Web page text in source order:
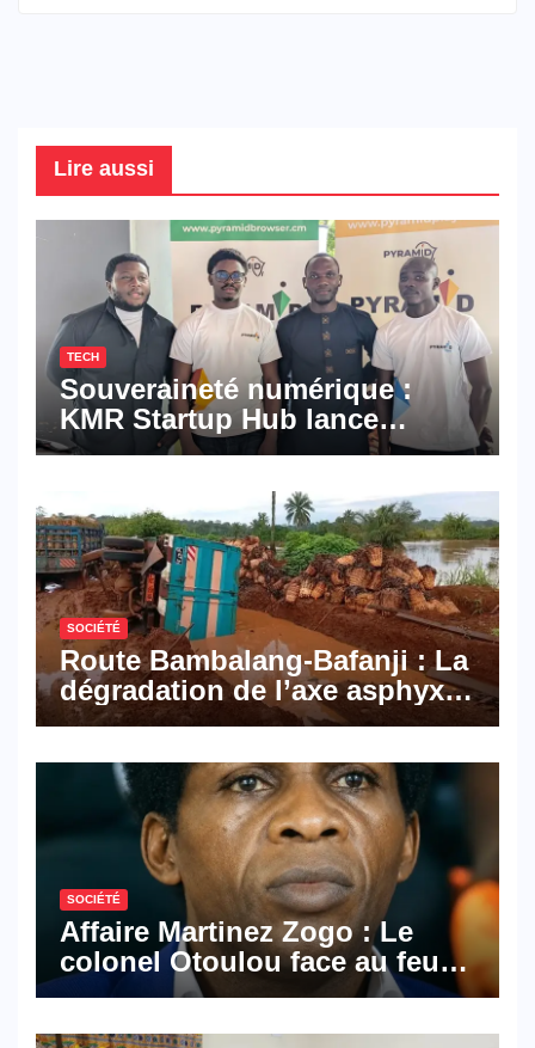
Lire aussi
TECH
Souveraineté numérique :
KMR Startup Hub lance
Pyramid Browser et Pyramid
numériques made in
Cameroon
SOCIÉTÉ
Route Bambalang-Bafanji : La
dégradation de l’axe asphyxie
les activités économiques
SOCIÉTÉ
Affaire Martinez Zogo : Le
colonel Otoulou face au feu
croisé des avocats de la